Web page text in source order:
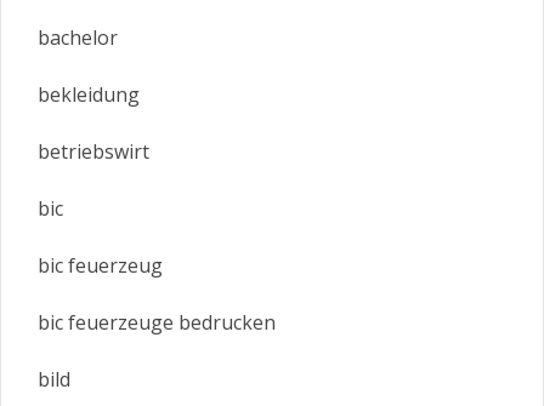
bachelor
bekleidung
betriebswirt
bic
bic feuerzeug
bic feuerzeuge bedrucken
bild